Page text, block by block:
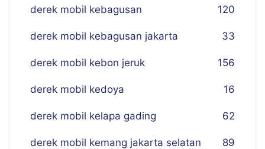
derek mobil kebagusan 120
derek mobil kebagusan jakarta 33
derek mobil kebon jeruk 156
derek mobil kedoya 16
derek mobil kelapa gading 62
derek mobil kemang jakarta selatan 89